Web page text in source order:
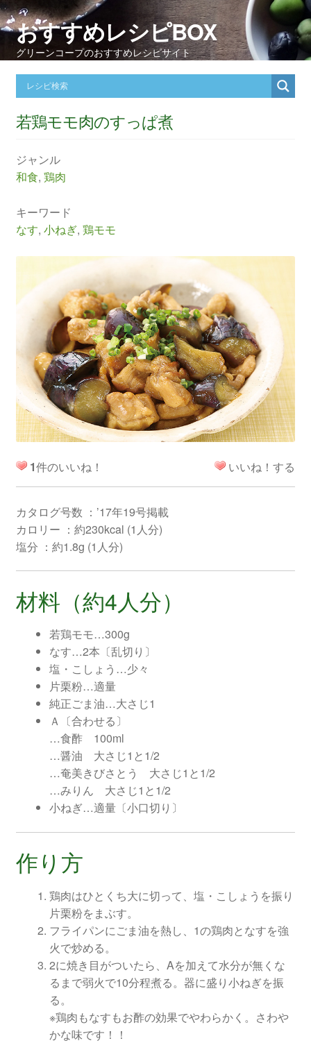
おすすめレシピBOX
グリーンコープのおすすめレシピサイト
若鶏モモ肉のすっぱ煮
ジャンル
和食, 鶏肉
キーワード
なす, 小ねぎ, 鶏モモ
1件のいいね！ いいね！する
カタログ号数 ：’17年19号掲載
カロリー ：約230kcal (1人分)
塩分 ：約1.8g (1人分)
材料（約4人分）
若鶏モモ…300g
なす…2本〔乱切り〕
塩・こしょう…少々
片栗粉…適量
純正ごま油…大さじ1
Ａ〔合わせる〕
…食酢 100ml
…醤油 大さじ1と1/2
…奄美きびさとう 大さじ1と1/2
…みりん 大さじ1と1/2
小ねぎ…適量〔小口切り〕
作り方
鶏肉はひとくち大に切って、塩・こしょうを振り
片栗粉をまぶす。
フライパンにごま油を熱し、1の鶏肉となすを強
火で炒める。
2に焼き目がついたら、Aを加えて水分が無くな
るまで弱火で10分程煮る。器に盛り小ねぎを振
る。
※鶏肉もなすもお酢の効果でやわらかく。さわや
かな味です！！